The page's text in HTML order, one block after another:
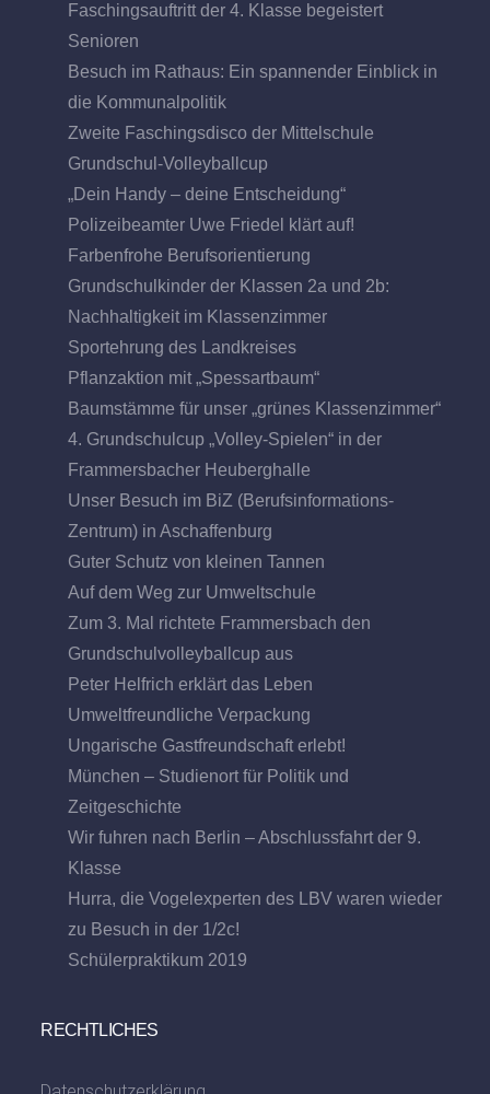
Faschingsauftritt der 4. Klasse begeistert
Senioren
Besuch im Rathaus: Ein spannender Einblick in
die Kommunalpolitik
Zweite Faschingsdisco der Mittelschule
Grundschul-Volleyballcup
„Dein Handy – deine Entscheidung“
Polizeibeamter Uwe Friedel klärt auf!
Farbenfrohe Berufsorientierung
Grundschulkinder der Klassen 2a und 2b:
Nachhaltigkeit im Klassenzimmer
Sportehrung des Landkreises
Pflanzaktion mit „Spessartbaum“
Baumstämme für unser „grünes Klassenzimmer“
4. Grundschulcup „Volley-Spielen“ in der
Frammersbacher Heuberghalle
Unser Besuch im BiZ (Berufsinformations-
Zentrum) in Aschaffenburg
Guter Schutz von kleinen Tannen
Auf dem Weg zur Umweltschule
Zum 3. Mal richtete Frammersbach den
Grundschulvolleyballcup aus
Peter Helfrich erklärt das Leben
Umweltfreundliche Verpackung
Ungarische Gastfreundschaft erlebt!
München – Studienort für Politik und
Zeitgeschichte
Wir fuhren nach Berlin – Abschlussfahrt der 9.
Klasse
Hurra, die Vogelexperten des LBV waren wieder
zu Besuch in der 1/2c!
Schülerpraktikum 2019
RECHTLICHES